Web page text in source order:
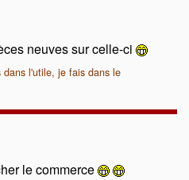
neuves sur celle-ci
l'utile, je fais dans le
le commerce